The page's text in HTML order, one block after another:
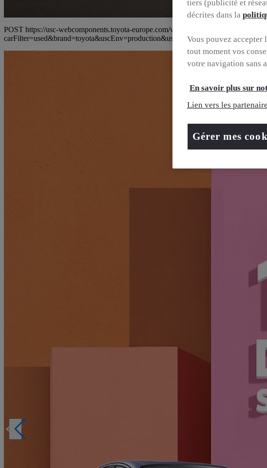
POST https://usc-webcomponents.toyota-europe.com/v1/car-filter-header/fr/fr?
tiers (publicité et
décrites dans la
Vous pouvez
tout moment vos
votre navigation sans
En savoir plus sur
Lien vers les
Gérer mes